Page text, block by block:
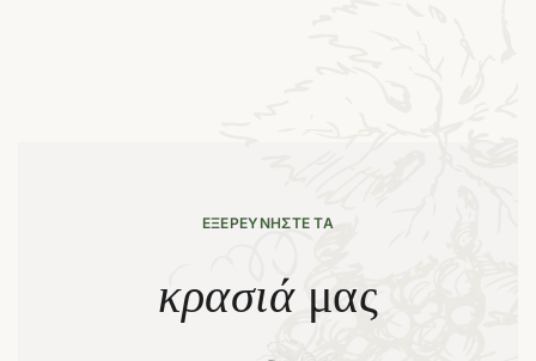
κρασιάμας
ΕΞΕΡΕΥΝΉΣΤΕ ΤΑ